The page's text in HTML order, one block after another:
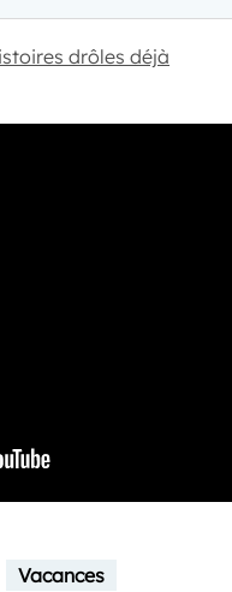
drôles déjà
Vacances